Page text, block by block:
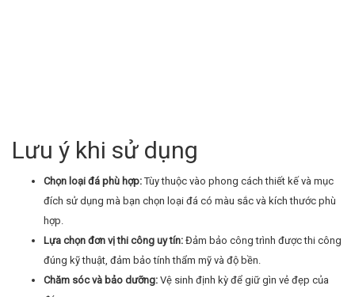
Lưu ý khi sử dụng
Chọn loại đá phù hợp:Tùy thuộc vào phong cách thiết kế và mục
đích sử dụng mà bạn chọn loại đá có màu sắc và kích thước phù
hợp.
Lựa chọn đơn vị thi công uy tín: Đảm bảo công trình được thi công
đúng kỹ thuật, đảm bảo tính thẩm mỹ và độ bền.
Chăm sóc và bảo dưỡng: Vệ sinh định kỳ để giữ gìn vẻ đẹp của